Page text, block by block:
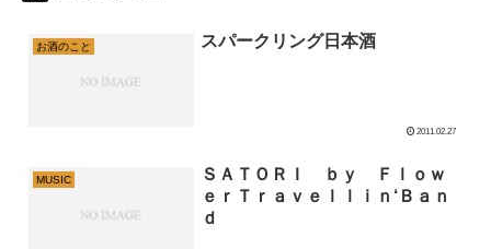
お酒のこと スパークリング日本酒
2011.02.27
MUSIC
ＳＡＴＯＲＩ ｂｙ Ｆｌｏｗ
ｅｒＴｒａｖｅｌｌｉｎ‘Ｂａｎ
ｄ